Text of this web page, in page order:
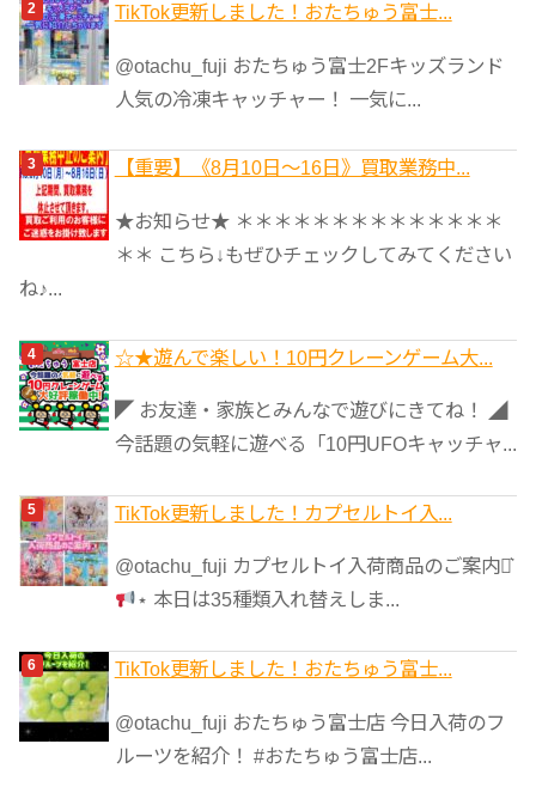
TikTok更新しました！おたちゅう富士...
@otachu_fuji おたちゅう富士2Fキッズランド
人気の冷凍キャッチャー！ 一気に...
【重要】《8月10日～16日》買取業務中...
★お知らせ★ ＊＊＊＊＊＊＊＊＊＊＊＊＊＊
＊＊ こちら↓もぜひチェックしてみてください
ね♪...
☆★遊んで楽しい！10円クレーンゲーム大...
◤ お友達・家族とみんなで遊びにきてね！ ◢
今話題の気軽に遊べる「10円UFOキャッチャ...
TikTok更新しました！カプセルトイ入...
@otachu_fuji カプセルトイ入荷商品のご案内⋆͛
⋆ 本日は35種類入れ替えしま...
TikTok更新しました！おたちゅう富士...
@otachu_fuji おたちゅう富士店 今日入荷のフ
ルーツを紹介！ #おたちゅう富士店...